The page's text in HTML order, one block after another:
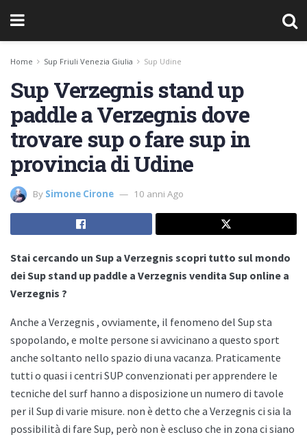
Home Sup Friuli Venezia Giulia Sup Udine
Sup Verzegnis stand up
paddle a Verzegnis dove
trovare sup o fare sup in
provincia di Udine
By Simone Cirone 10 anni Ago
Stai cercando un Sup a Verzegnis scopri tutto sul mondo
dei Sup stand up paddle a Verzegnis vendita Sup online a
Verzegnis ?
Anche a Verzegnis , ovviamente, il fenomeno del Sup sta
spopolando, e molte persone si avvicinano a questo sport
anche soltanto nello spazio di una vacanza. Praticamente
tutti o quasi i centri SUP convenzionati per apprendere le
tecniche del surf hanno a disposizione un numero di tavole
per il Sup di varie misure. non è detto che a Verzegnis ci sia la
possibilità di fare Sup, però non è escluso che in zona ci siano